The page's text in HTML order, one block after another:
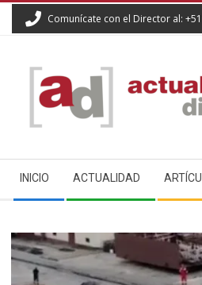
Comunícate con el Director al:
DIGITAL
Navigation
Menu
INICIO ACTUALIDAD